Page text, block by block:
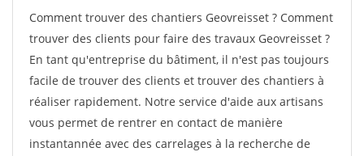
Comment trouver des chantiers Geovreisset ? Comment
trouver des clients pour faire des travaux Geovreisset ?
En tant qu'entreprise du bâtiment, il n'est pas toujours
facile de trouver des clients et trouver des chantiers à
réaliser rapidement. Notre service d'aide aux artisans
vous permet de rentrer en contact de manière
instantannée avec des carrelages à la recherche de